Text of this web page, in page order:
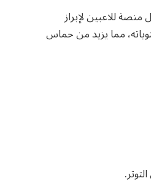
منصة للاعبين لإبراز
مما يزيد من حماس